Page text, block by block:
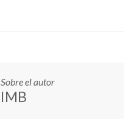
Sobre el autor
IMB